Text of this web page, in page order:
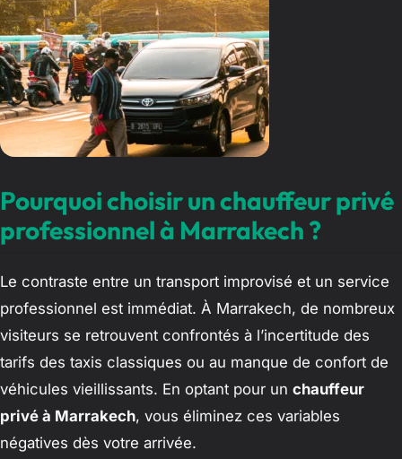
Pourquoi choisir un chauffeur privé
professionnel à Marrakech ?
Le contraste entre un transport improvisé et un service
professionnel est immédiat. À Marrakech, de nombreux
visiteurs se retrouvent confrontés à l’incertitude des
tarifs des taxis classiques ou au manque de confort de
véhicules vieillissants. En optant pour un chauffeur
privé à Marrakech, vous éliminez ces variables
négatives dès votre arrivée.